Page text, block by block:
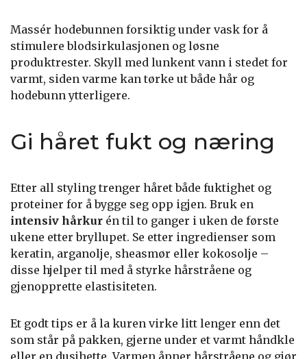
Massér hodebunnen forsiktig under vask for å
stimulere blodsirkulasjonen og løsne
produktrester. Skyll med lunkent vann i stedet for
varmt, siden varme kan tørke ut både hår og
hodebunn ytterligere.
Gi håret fukt og næring
Etter all styling trenger håret både fuktighet og
proteiner for å bygge seg opp igjen. Bruk en
intensiv hårkur én til to ganger i uken de første
ukene etter bryllupet. Se etter ingredienser som
keratin, arganolje, sheasmør eller kokosolje –
disse hjelper til med å styrke hårstråene og
gjenopprette elastisiteten.
Et godt tips er å la kuren virke litt lenger enn det
som står på pakken, gjerne under et varmt håndkle
eller en dusjhette. Varmen åpner hårstråene og gjør